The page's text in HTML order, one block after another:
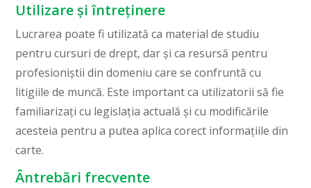
Utilizare și întreținere
Lucrarea poate fi utilizată ca material de studiu
pentru cursuri de drept, dar și ca resursă pentru
profesioniștii din domeniu care se confruntă cu
litigiile de muncă. Este important ca utilizatorii să fie
familiarizați cu legislația actuală și cu modificările
acesteia pentru a putea aplica corect informațiile din
carte.
Ântrebări frecvente